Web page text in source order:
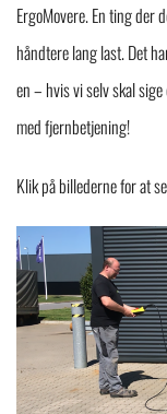
ErgoMovere. En ting der
håndtere lang last. Det
en – hvis vi selv skal
med fjernbetjening!
Klik på billederne for at